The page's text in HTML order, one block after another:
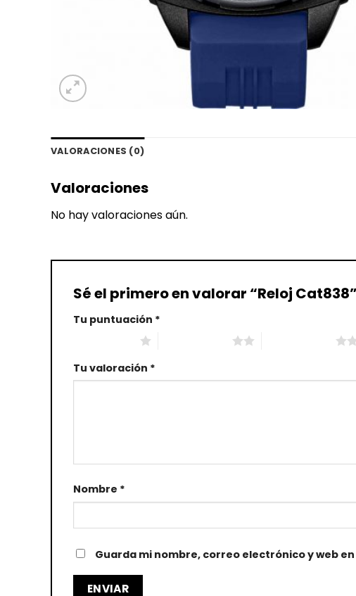
VALORACIONES (0)
Valoraciones
No hay valoraciones aún.
Sé el primero en valorar “Reloj Cat838”
Tu puntuación *
Tu valoración *
Nombre *
Guarda mi nombre, correo electrónico y web